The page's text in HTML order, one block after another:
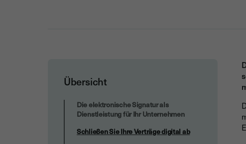
Übersicht
Schließen Sie Ihre Verträge digital ab
Die elektronische Signatur als
Dienstleistung für Ihr Unternehmen
Schließen Sie Ihre Verträge digital ab